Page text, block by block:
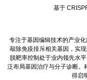
基于
专注于基因编辑技术的产业
敲除免疫排斥相关基因，实
脱靶率控制处于业内领先水
泛布局基因治疗与分子诊断。
得启